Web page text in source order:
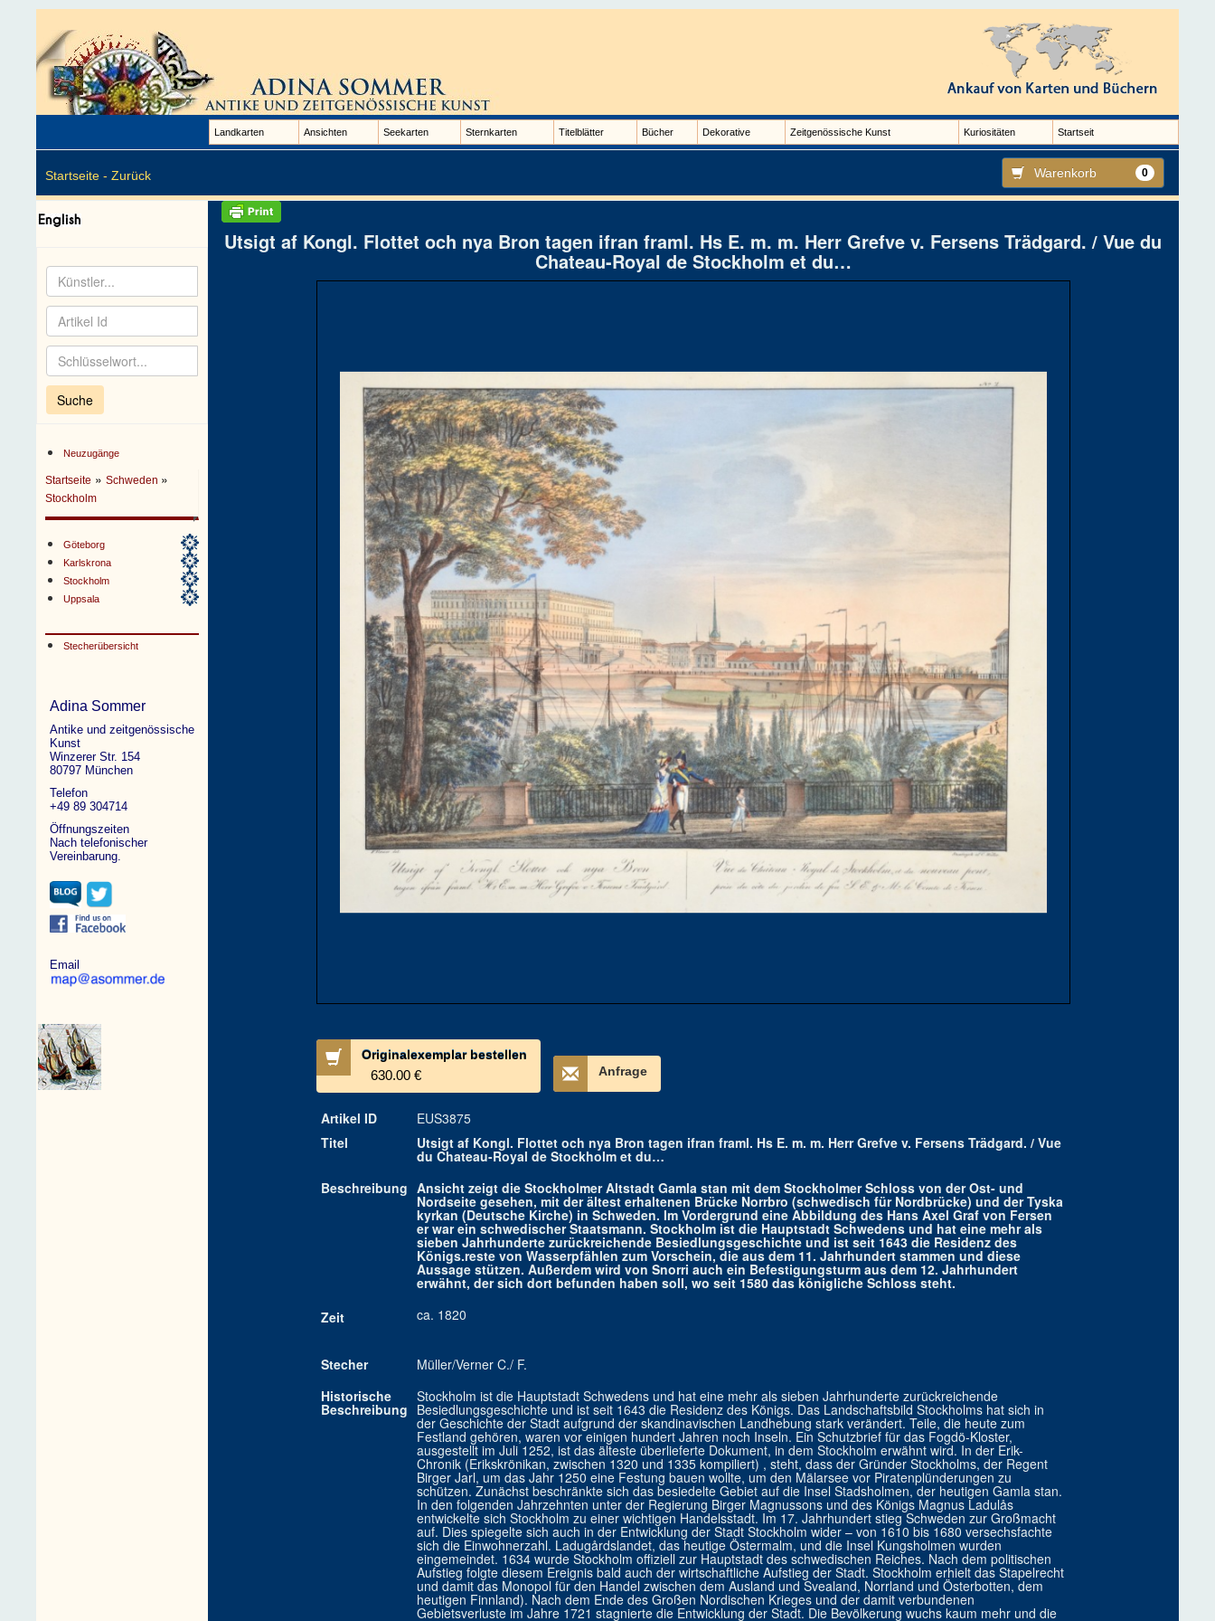
Landkarten Ansichten Seekarten Sternkarten Titelblätter Bücher Dekorative Zeitgenössische Kunst Kuriositäten Startseit
Startseite - Zurück Warenkorb 0
Neuzugänge
Startseite »Schweden »
Stockholm
Göteborg
Karlskrona
Stockholm
Uppsala
Stecherübersicht
Adina Sommer
Antike und zeitgenössische
Kunst
Winzerer Str. 154
80797 München
Telefon
+49 89 304714
Öffnungszeiten
Nach telefonischer
Vereinbarung.
Email
Utsigt af Kongl. Flottet och nya Bron tagen ifran framl. Hs E. m. m. Herr Grefve v. Fersens Trädgard. / Vue du
Chateau-Royal de Stockholm et du…
Originalexemplar bestellen
630.00 € Anfrage
Artikel ID
EUS3875
Titel
Utsigt af Kongl. Flottet och nya Bron tagen ifran framl. Hs E. m. m. Herr Grefve v. Fersens Trädgard. / Vue
du Chateau-Royal de Stockholm et du…
Beschreibung Ansicht zeigt die Stockholmer Altstadt Gamla stan mit dem Stockholmer Schloss von der Ost- und
Nordseite gesehen, mit der ältest erhaltenen Brücke Norrbro (schwedisch für Nordbrücke) und der Tyska
kyrkan (Deutsche Kirche) in Schweden. Im Vordergrund eine Abbildung des Hans Axel Graf von Fersen
er war ein schwedischer Staatsmann. Stockholm ist die Hauptstadt Schwedens und hat eine mehr als
sieben Jahrhunderte zurückreichende Besiedlungsgeschichte und ist seit 1643 die Residenz des
Königs.reste von Wasserpfählen zum Vorschein, die aus dem 11. Jahrhundert stammen und diese
Aussage stützen. Außerdem wird von Snorri auch ein Befestigungsturm aus dem 12. Jahrhundert
erwähnt, der sich dort befunden haben soll, wo seit 1580 das königliche Schloss steht.
Zeit
ca. 1820
Stecher
Müller/Verner C./ F.
Historische
Beschreibung
Stockholm ist die Hauptstadt Schwedens und hat eine mehr als sieben Jahrhunderte zurückreichende
Besiedlungsgeschichte und ist seit 1643 die Residenz des Königs. Das Landschaftsbild Stockholms hat sich in
der Geschichte der Stadt aufgrund der skandinavischen Landhebung stark verändert. Teile, die heute zum
Festland gehören, waren vor einigen hundert Jahren noch Inseln. Ein Schutzbrief für das Fogdö-Kloster,
ausgestellt im Juli 1252, ist das älteste überlieferte Dokument, in dem Stockholm erwähnt wird. In der Erik-
Chronik (Erikskrönikan, zwischen 1320 und 1335 kompiliert) , steht, dass der Gründer Stockholms, der Regent
Birger Jarl, um das Jahr 1250 eine Festung bauen wollte, um den Mälarsee vor Piratenplünderungen zu
schützen. Zunächst beschränkte sich das besiedelte Gebiet auf die Insel Stadsholmen, der heutigen Gamla stan.
In den folgenden Jahrzehnten unter der Regierung Birger Magnussons und des Königs Magnus Ladulås
entwickelte sich Stockholm zu einer wichtigen Handelsstadt. Im 17. Jahrhundert stieg Schweden zur Großmacht
auf. Dies spiegelte sich auch in der Entwicklung der Stadt Stockholm wider – von 1610 bis 1680 versechsfachte
sich die Einwohnerzahl. Ladugårdslandet, das heutige Östermalm, und die Insel Kungsholmen wurden
eingemeindet. 1634 wurde Stockholm offiziell zur Hauptstadt des schwedischen Reiches. Nach dem politischen
Aufstieg folgte diesem Ereignis bald auch der wirtschaftliche Aufstieg der Stadt. Stockholm erhielt das Stapelrecht
und damit das Monopol für den Handel zwischen dem Ausland und Svealand, Norrland und Österbotten, dem
heutigen Finnland). Nach dem Ende des Großen Nordischen Krieges und der damit verbundenen
Gebietsverluste im Jahre 1721 stagnierte die Entwicklung der Stadt. Die Bevölkerung wuchs kaum mehr und die